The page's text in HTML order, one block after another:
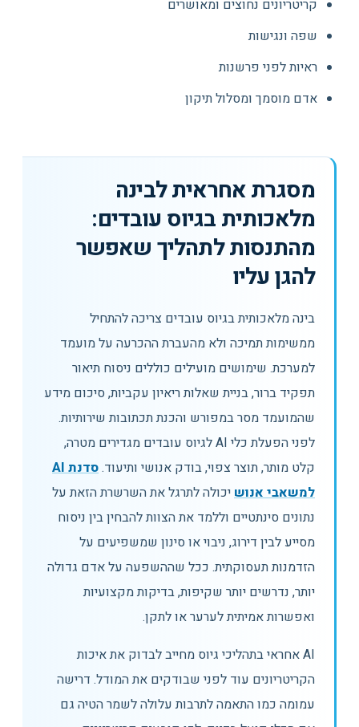
קריטריונים נחוצים ומאושרים
שפה ונגישות
ראיות לפני פרשנות
אדם מוסמך ומסלול תיקון
מסגרת אחראית לבינה
מלאכותית בגיוס עובדים:
מהתנסות לתהליך שאפשר
להגן עליו
בינה מלאכותית בגיוס עובדים צריכה להתחיל
ממשימות תמיכה ולא מהעברת ההכרעה על מועמד
למערכת. שימושים מועילים כוללים ניסוח תיאור
תפקיד ברור, בניית שאלות ריאיון עקביות, סיכום מידע
שהמועמד מסר במפורש והכנת תכתובות שירותיות.
לפני הפעלת כלי AI לגיוס עובדים מגדירים מטרה,
קלט מותר, תוצר צפוי, בודק אנושי ותיעוד.
סדנת AI
למשאבי אנושיכולה לתרגל את השרשרת הזאת על
נתונים סינתטיים וללמד את הצוות להבחין בין ניסוח
מסייע לבין דירוג, ניבוי או סינון שמשפיעים על
הזדמנות תעסוקתית. ככל שההשפעה על אדם גדולה
יותר, נדרשים יותר שקיפות, בדיקות מקצועיות
ואפשרות אמיתית לערער או לתקן.
AI אחראי בתהליכי גיוס מחייב לבדוק את איכות
הקריטריונים עוד לפני שבודקים את המודל. דרישה
עמומה כמו התאמה לתרבות עלולה לשמר הטיה גם